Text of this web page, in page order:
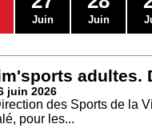
Juin Juin
adultes.
juin 2026
des Sports de la
pour les...